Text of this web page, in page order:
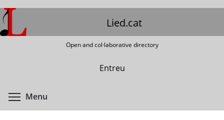
Skip
to
main
Lied.cat
Open and col·laborative directory
Entreu
Menu